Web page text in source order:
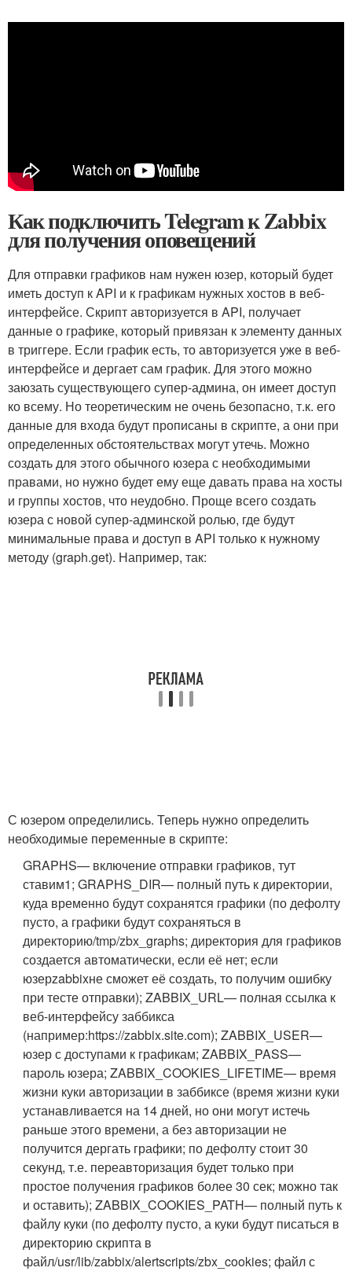
Как подключить Telegram к Zabbix
для получения оповещений
Для отправки графиков нам нужен юзер, который будет
иметь доступ к API и к графикам нужных хостов в веб-
интерфейсе. Скрипт авторизуется в API, получает
данные о графике, который привязан к элементу данных
в триггере. Если график есть, то авторизуется уже в веб-
интерфейсе и дергает сам график. Для этого можно
заюзать существующего супер-админа, он имеет доступ
ко всему. Но теоретическим не очень безопасно, т.к. его
данные для входа будут прописаны в скрипте, а они при
определенных обстоятельствах могут утечь. Можно
создать для этого обычного юзера с необходимыми
правами, но нужно будет ему еще давать права на хосты
и группы хостов, что неудобно. Проще всего создать
юзера с новой супер-админской ролью, где будут
минимальные права и доступ в API только к нужному
методу (graph.get). Например, так:
С юзером определились. Теперь нужно определить
необходимые переменные в скрипте:
GRAPHS— включение отправки графиков, тут
ставим1;GRAPHS_DIR— полный путь к директории,
куда временно будут сохранятся графики (по дефолту
пусто, а графики будут сохраняться в
директорию/tmp/zbx_graphs; директория для графиков
создается автоматически, если её нет; если
юзерzabbixне сможет её создать, то получим ошибку
при тесте отправки);ZABBIX_URL— полная ссылка к
веб-интерфейсу заббикса
(например:https://zabbix.site.com);ZABBIX_USER—
юзер с доступами к графикам;ZABBIX_PASS—
пароль юзера;ZABBIX_COOKIES_LIFETIME— время
жизни куки авторизации в заббиксе (время жизни куки
устанавливается на 14 дней, но они могут истечь
раньше этого времени, а без авторизации не
получится дергать графики; по дефолту стоит 30
секунд, т.е. переавторизация будет только при
простое получения графиков более 30 сек; можно так
и оставить);ZABBIX_COOKIES_PATH— полный путь к
файлу куки (по дефолту пусто, а куки будут писаться в
директорию скрипта в
файл/usr/lib/zabbix/alertscripts/zbx_cookies; файл с